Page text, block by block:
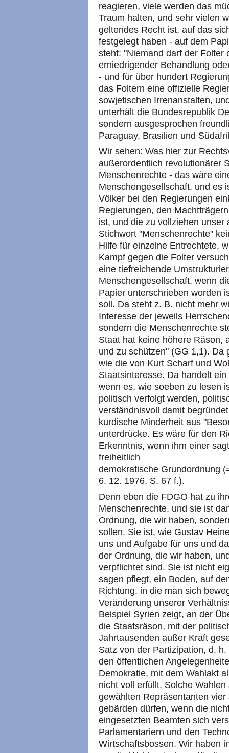
reagieren, viele werden das
Traum halten, und sehr vielen
geltendes Recht ist, auf das
festgelegt haben - auf dem
steht: "Niemand darf der Folter
erniedrigender Behandlung
- und für über hundert
das Foltern eine offizielle
sowjetischen Irrenanstalten,
unterhält die Bundesrepublik
sondern ausgesprochen
Paraguay, Brasilien und
Wir sehen: Was hier zur
außerordentlich revolutionärer
Menschenrechte - das wäre
Menschengesellschaft, und es
Völker bei den Regierungen
Regierungen, den
ist, und die zu vollziehen
Stichwort "Menschenrechte"
Hilfe für einzelne Entrechtete,
Kampf gegen die Folter
eine tiefreichende
Menschengesellschaft, wenn
Papier unterschrieben worden
soll. Da steht z. B. nicht mehr
Interesse der jeweils
sondern die Menschenrechte
Staat hat keine höhere Räson,
und zu schützen" (GG 1,1). Da
wie die von Kurt Scharf und
Staatsinteresse. Da handelt
wenn es, wie soeben zu lesen
politisch verfolgt werden,
verständnisvoll damit
kurdische Minderheit aus
unterdrücke. Es wäre für den
Erkenntnis, wenn ihm einer
freiheitlich
demokratische Grundordnung
6. 12. 1976, S. 67 f.).
Denn eben die FDGO hat zu
Menschenrechte, und sie ist
Ordnung, die wir haben,
sollen. Sie ist, wie Gustav
uns und Aufgabe für uns und
der Ordnung, die wir haben,
verpflichtet sind. Sie ist nicht
sagen pflegt, ein Boden, auf
Richtung, in die man sich
Veränderung unserer
Beispiel Syrien zeigt, an der
die Staatsräson, mit der
Jahrtausenden außer Kraft
Satz von der Partizipation, d.
den öffentlichen
Demokratie, mit dem Wahlakt
nicht voll erfüllt. Solche
gewählten Repräsentanten
gebärden dürfen, wenn die
eingesetzten Beamten sich
Parlamentariern und den
Wirtschaftsbossen. Wir haben